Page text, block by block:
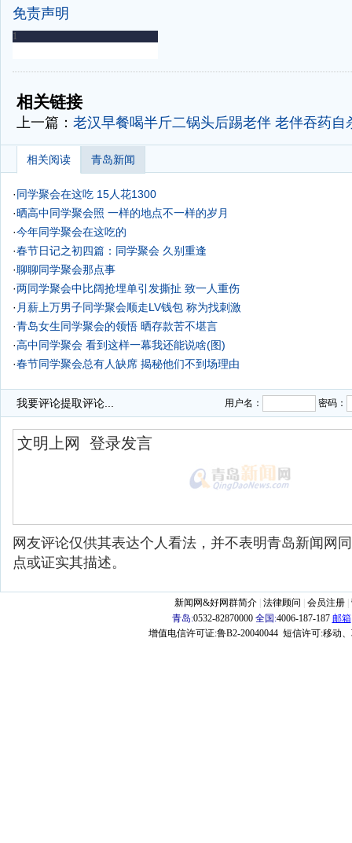
免责声明
-
相关链接
上一篇： 老汉早餐喝半斤二锅头后踢老伴 老伴吞药自
相关阅读 青岛新闻
·同学聚会在这吃 15人花1300
·晒高中同学聚会照 一样的地点不一样的岁月
·今年同学聚会在这吃的
·春节日记之初四篇：同学聚会 久别重逢
·聊聊同学聚会那点事
·两同学聚会中比阔抢埋单引发撕扯 致一人重伤
· 月薪上万男子同学聚会顺走LV钱包 称为找刺激
·青岛女生同学聚会的领悟 晒存款苦不堪言
·高中同学聚会 看到这样一幕我还能说啥(图)
·春节同学聚会总有人缺席 揭秘他们不到场理由
我要评论提取评论... 用户名： 密码：
网友评论仅供其表达个人看法，并不表明青岛新闻网
点或证实其描述。